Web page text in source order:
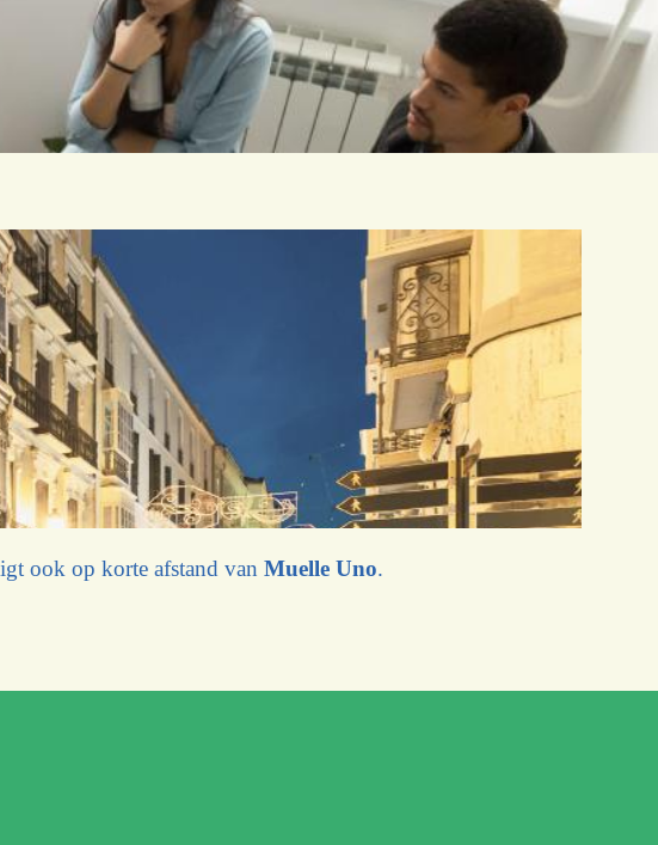
ook op korte afstand van Muelle Uno.